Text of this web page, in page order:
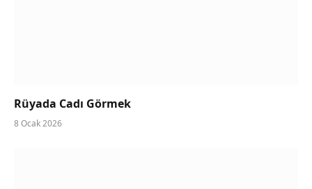
Rüyada Cadı Görmek
8 Ocak 2026